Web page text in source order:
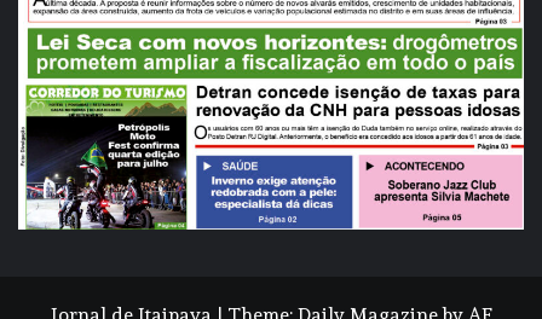
Jornal de Itaipava | Theme: Daily Magazineby AF